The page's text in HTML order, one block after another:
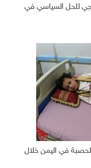
للحل السياسي في
تعلن وفاة 413 طفلاً بالحصبة في اليمن خلال